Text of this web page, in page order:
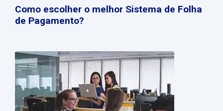
Como escolher o melhor Sistema de Folha
de Pagamento?